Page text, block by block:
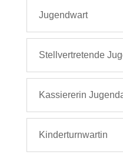
Jugendwart
Stellvertretende
Kassiererin
Kinderturnwartin